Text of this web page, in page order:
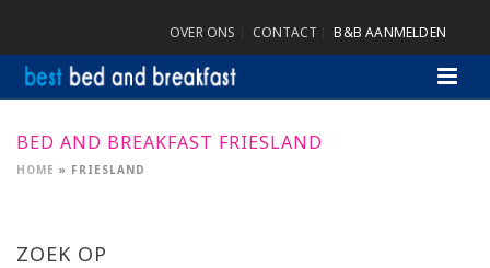
OVER ONS CONTACT B&B AANMELDEN
BED AND BREAKFAST FRIESLAND
HOME » FRIESLAND
ZOEK OP